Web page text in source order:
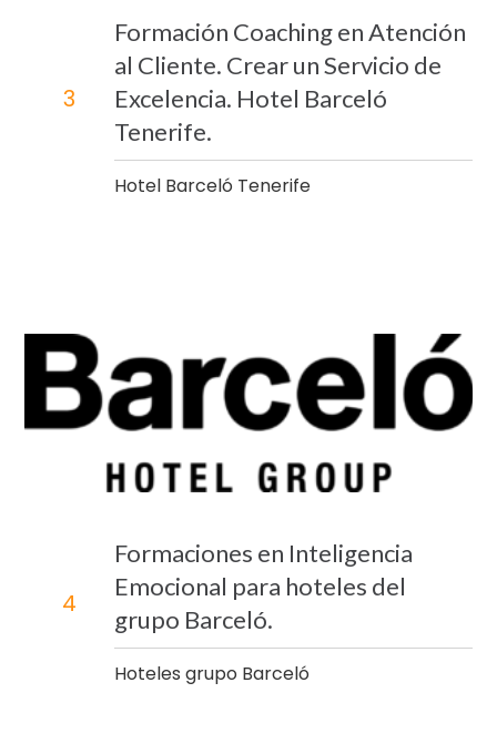
3
Formación Coaching en Atención
al Cliente. Crear un Servicio de
Excelencia. Hotel Barceló
Tenerife.
Hotel Barceló Tenerife
4
Formaciones en Inteligencia
Emocional para hoteles del
grupo Barceló.
Hoteles grupo Barceló